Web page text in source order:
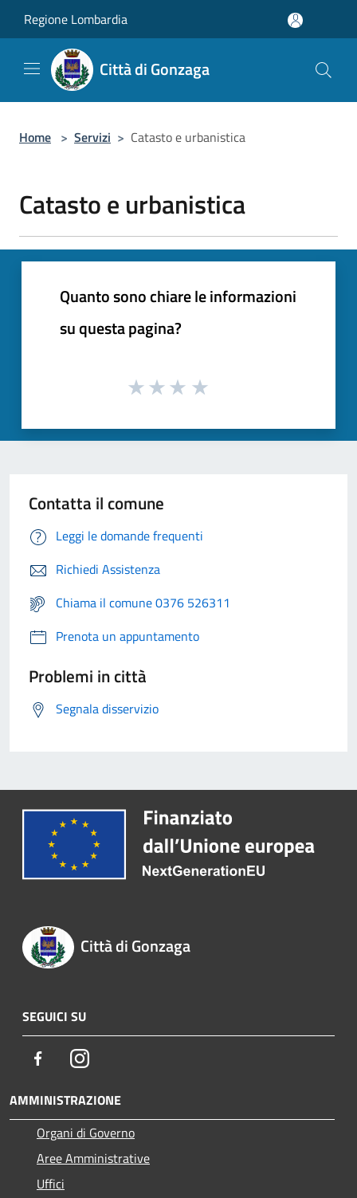
Regione Lombardia
Città di Gonzaga
Home > Servizi > Catasto e urbanistica
Catasto e urbanistica
Quanto sono chiare le informazioni
su questa pagina?
Contatta il comune
Leggi le domande frequenti
Richiedi Assistenza
Chiama il comune 0376 526311
Prenota un appuntamento
Problemi in città
Segnala disservizio
Città di Gonzaga
SEGUICI SU
FacebookInstagram
AMMINISTRAZIONE
Organi di Governo
Aree Amministrative
Uffici